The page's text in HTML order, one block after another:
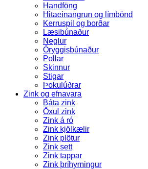
Handföng
Hitaeinangrun og límbönd
Kerruspil og borðar
Læsibúnaður
Neglur
Öryggisbúnaður
Pollar
Skinnur
Stigar
Þokulúðrar
Zink og efnavara
Báta zink
Öxul zink
Zink á ró
Zink kjölkælir
Zink plötur
Zink sett
Zink tappar
Zink þríhyrningur